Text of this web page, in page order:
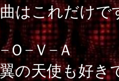
はこれだけで
Ｏ−Ｖ−Ａ
の天使も好き